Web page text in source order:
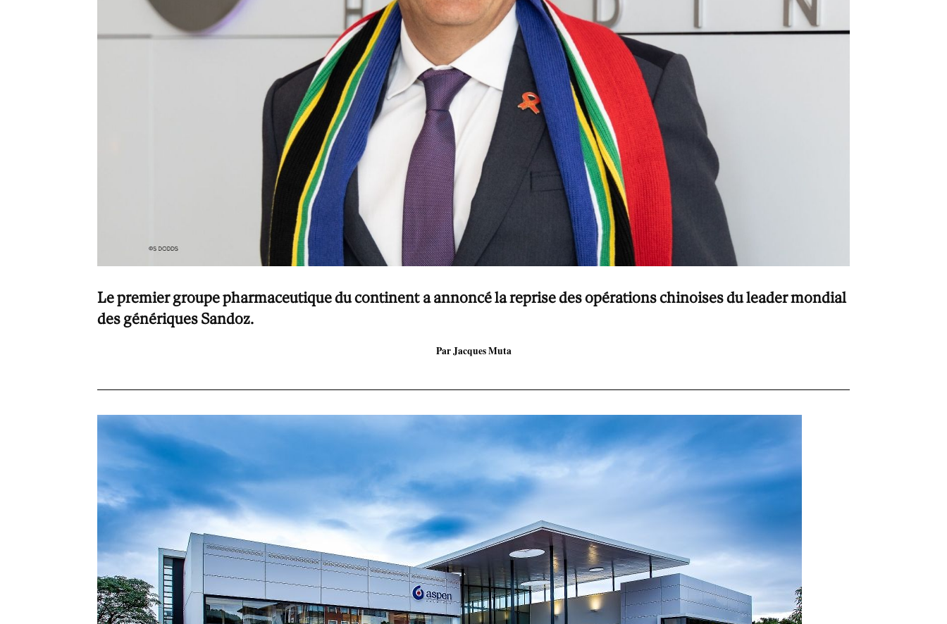
Le premier groupe pharmaceutique du continent a annoncé la reprise des opérations chinoises du leader mondial
des génériques Sandoz.
Par Jacques Muta